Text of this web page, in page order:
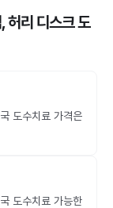
허리 디스크 도
도수치료 가격은
도수치료 가능한